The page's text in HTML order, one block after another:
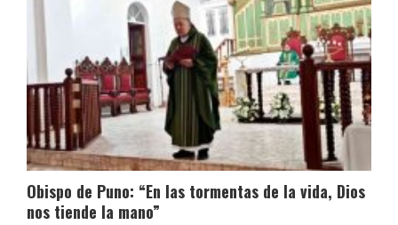
Obispo de Puno: “En las tormentas de la vida, Dios
nos tiende la mano”